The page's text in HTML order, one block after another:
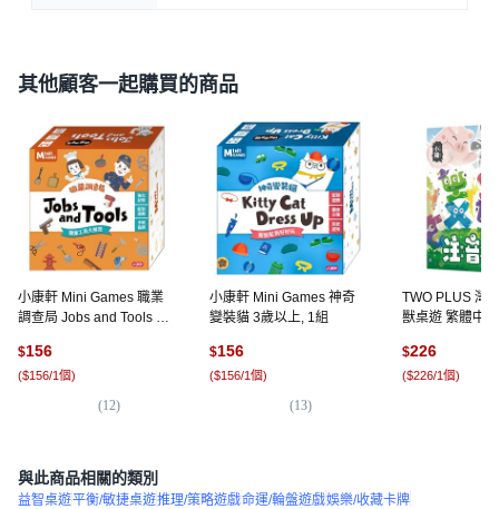
其他顧客一起購買的商品
小康軒 Mini Games 職業
調查局 Jobs and Tools 3
$156
($156/1個)
(12)
小康軒 Mini Games 神奇
變裝貓 3歲以上, 1組
$156
($156/1個)
(13)
TWO PLUS 灣
獸桌遊 繁體中
$226
($226/1個)
與此商品相關的類別
益智桌遊平衡/敏捷桌遊推理/策略遊戲命運/輪盤遊戲娛樂/收藏卡牌